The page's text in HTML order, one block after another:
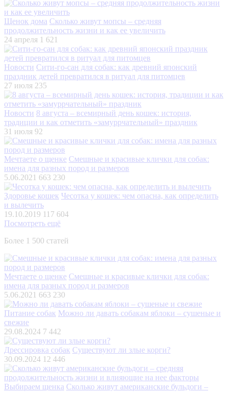
Щенок дома Сколько живут мопсы – средняя
продолжительность жизни и как ее увеличить
24 апреля 1 621
Новости Сити-го-сан для собак: как древний японский
праздник детей превратился в ритуал для питомцев
27 июля 235
Новости 8 августа – всемирный день кошек: история,
традиции и как отметить «замуррчательный» праздник
31 июля 92
Мечтаете о щенке Смешные и красивые клички для собак:
имена для разных пород и размеров
5.06.2021 663 230
Здоровье кошек Чесотка у кошек: чем опасна, как определить
и вылечить
19.10.2019 117 604
Посмотреть ещё
Более 1 500 статей
Мечтаете о щенке Смешные и красивые клички для собак:
имена для разных пород и размеров
5.06.2021 663 230
Питание собак Можно ли давать собакам яблоки – сушеные и
свежие
29.08.2024 7 442
Дрессировка собак Существуют ли злые корги?
30.09.2024 12 446
Выбираем щенка Сколько живут американские бульдоги –